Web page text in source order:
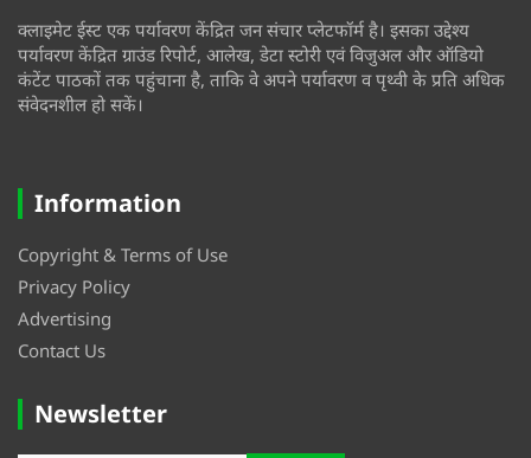
क्लाइमेट ईस्ट एक पर्यावरण केंद्रित जन संचार प्लेटफॉर्म है। इसका उद्देश्य
पर्यावरण केंद्रित ग्राउंड रिपोर्ट, आलेख, डेटा स्टोरी एवं विजुअल और ऑडियो
कंटेंट पाठकों तक पहुंचाना है, ताकि वे अपने पर्यावरण व पृथ्वी के प्रति अधिक
संवेदनशील हो सकें।
Information
Copyright & Terms of Use
Privacy Policy
Advertising
Contact Us
Newsletter